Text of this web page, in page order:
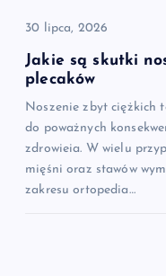
30 lipca, 2026
Jakie są skutki
plecaków
Noszenie zbyt ciężkich
do poważnych
zdrowieia. W wielu
mięśni oraz stawów
zakresu ortopedia…